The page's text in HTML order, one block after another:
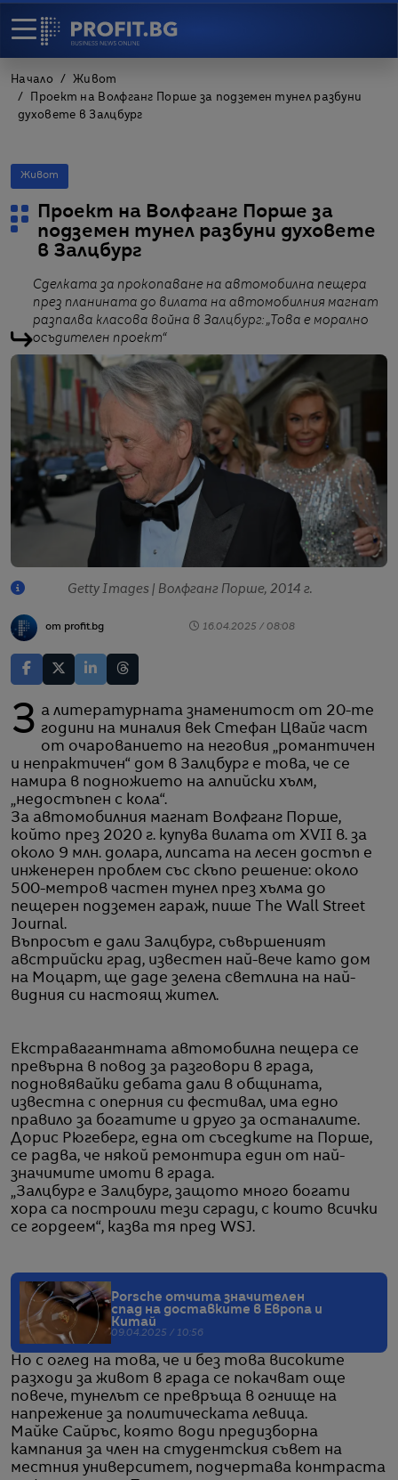
Начало
Живот
Проект на Волфганг Порше за подземен тунел разбуни
духовете в Залцбург
Живот
Проект на Волфганг Порше за
подземен тунел разбуни духовете
в Залцбург
Сделката за прокопаване на автомобилна пещера
през планината до вилата на автомобилния магнат
разпалва класова война в Залцбург: „Това е морално
осъдителен проект“
Getty Images | Волфганг Порше, 2014 г.
от profit.bg 16.04.2025 / 08:08
За литературната знаменитост от 20-те години на миналия век Стефан Цвайг част
от очарованието на неговия „романтичен
и непрактичен“ дом в Залцбург е това, че се
намира в подножието на алпийски хълм,
„недостъпен с кола“.
За автомобилния магнат Волфганг Порше,
който през 2020 г. купува вилата от XVII в. за
около 9 млн. долара, липсата на лесен достъп е
инженерен проблем със скъпо решение: около
500-метров частен тунел през хълма до
пещерен подземен гараж, пише The Wall Street
Journal.
Въпросът е дали Залцбург, съвършеният
австрийски град, известен най-вече като дом
на Моцарт, ще даде зелена светлина на най-
видния си настоящ жител.
Екстравагантната автомобилна пещера се
превърна в повод за разговори в града,
подновявайки дебата дали в общината,
известна с оперния си фестивал, има едно
правило за богатите и друго за останалите.
Дорис Рюгеберг, една от съседките на Порше,
се радва, че някой ремонтира един от най-
значимите имоти в града.
„Залцбург е Залцбург, защото много богати
хора са построили тези сгради, с които всички
се гордеем“, казва тя пред WSJ.
Porsche отчита значителен
спад на доставките в Европа и
Китай
09.04.2025 / 10:56
Но с оглед на това, че и без това високите
разходи за живот в града се покачват още
повече, тунелът се превръща в огнище на
напрежение за политическата левица.
Майке Сайръс, която води предизборна
кампания за член на студентския съвет на
местния университет, подчертава контраста